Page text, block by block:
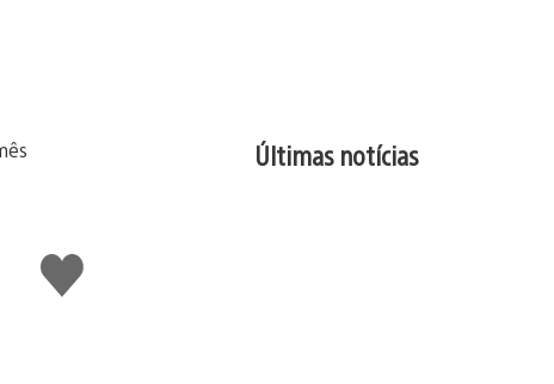
Curtir
Últimas notícias